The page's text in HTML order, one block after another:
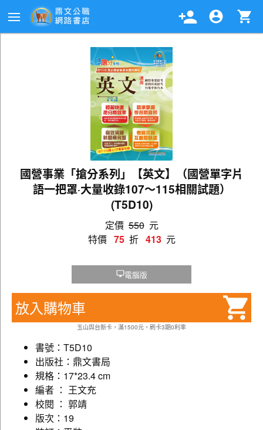
國營事業「搶分系列」【英文】（國營單字片
語一把罩‧大量收錄107～115相關試題）
(T5D10)
定價 550 元
特價 75 折 413 元
電腦版
放入購物車
玉山與台新卡，滿1500元，刷卡3期0利率
書號：T5D10
出版社：鼎文書局
規格：17*23.4 cm
編者 ： 王文充
校閱 ： 郭靖
版次：19